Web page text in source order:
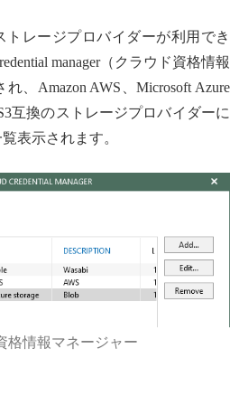
レージプロバイダーが利用でき
manager（クラウド資格情報
、Amazon AWS、Microsoft Azure
互換のストレージプロバイダーに
表示されます。
格情報マネージャー